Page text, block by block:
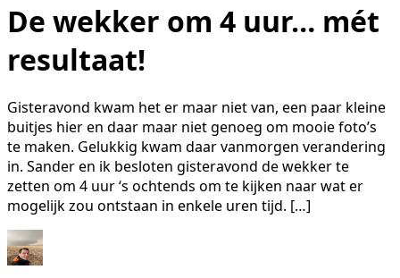
De wekker om 4 uur… mét
resultaat!
Gisteravond kwam het er maar niet van, een paar kleine
buitjes hier en daar maar niet genoeg om mooie foto’s
te maken. Gelukkig kwam daar vanmorgen verandering
in. Sander en ik besloten gisteravond de wekker te
zetten om 4 uur ‘s ochtends om te kijken naar wat er
mogelijk zou ontstaan in enkele uren tijd. […]